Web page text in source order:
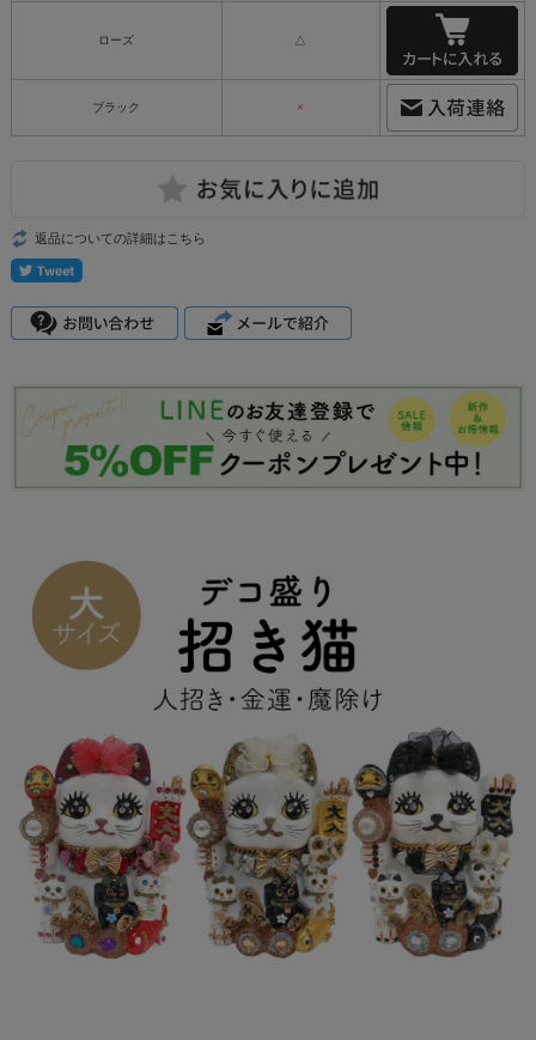
ローズ △
ブラック ×
返品についての詳細はこちら